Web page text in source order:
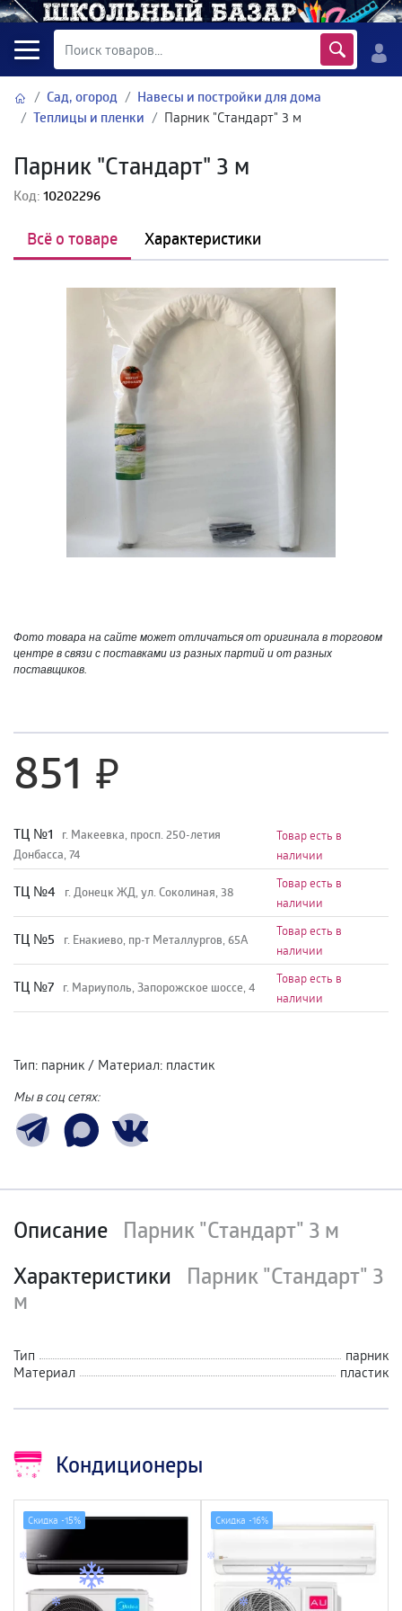
Сад, огород
Навесы и постройки для дома
Теплицы и пленки
Парник "Стандарт" 3 м
Парник "Стандарт" 3 м
Код:10202296
Всё о товаре Характеристики
Фото товара на сайте может отличаться от оригинала в торговом
центре в связи с поставками из разных партий и от разных
поставщиков.
851
TЦ №1
г. Макеевка, просп. 250-летия
Донбасса, 74
Товар есть в
наличии
TЦ №4 г. Донецк ЖД, ул. Соколиная, 38
Товар есть в
наличии
TЦ №5 г. Енакиево, пр-т Металлургов, 65А
Товар есть в
наличии
ТЦ №7 г. Мариуполь, Запорожское шоссе, 4
Товар есть в
наличии
Тип: парник / Материал: пластик
Мы в соц сетях:
Описание Парник "Стандарт" 3 м
Характеристики
Парник "Стандарт" 3
м
Тип
парник
Материал
пластик
Кондиционеры
Скидка -15% Скидка -16%